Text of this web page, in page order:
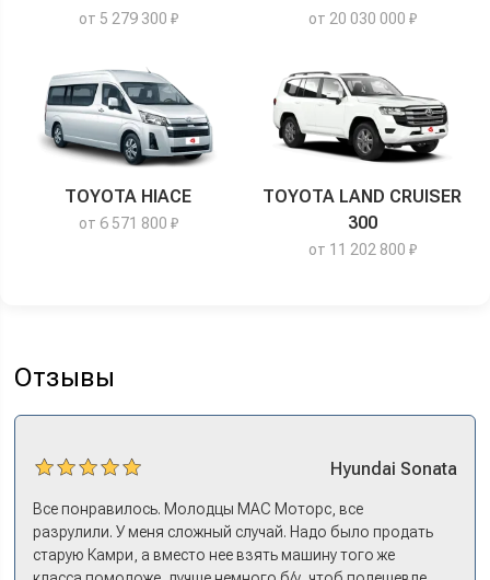
от 5 279 300 ₽ от 20 030 000 ₽
TOYOTA HIACE
от 6 571 800 ₽
TOYOTA LAND CRUISER
300
от 11 202 800 ₽
Отзывы
Hyundai Sonata
Все понравилось. Молодцы МАС Моторс, все
разрулили. У меня сложный случай. Надо было продать
старую Камри, а вместо нее взять машину того же